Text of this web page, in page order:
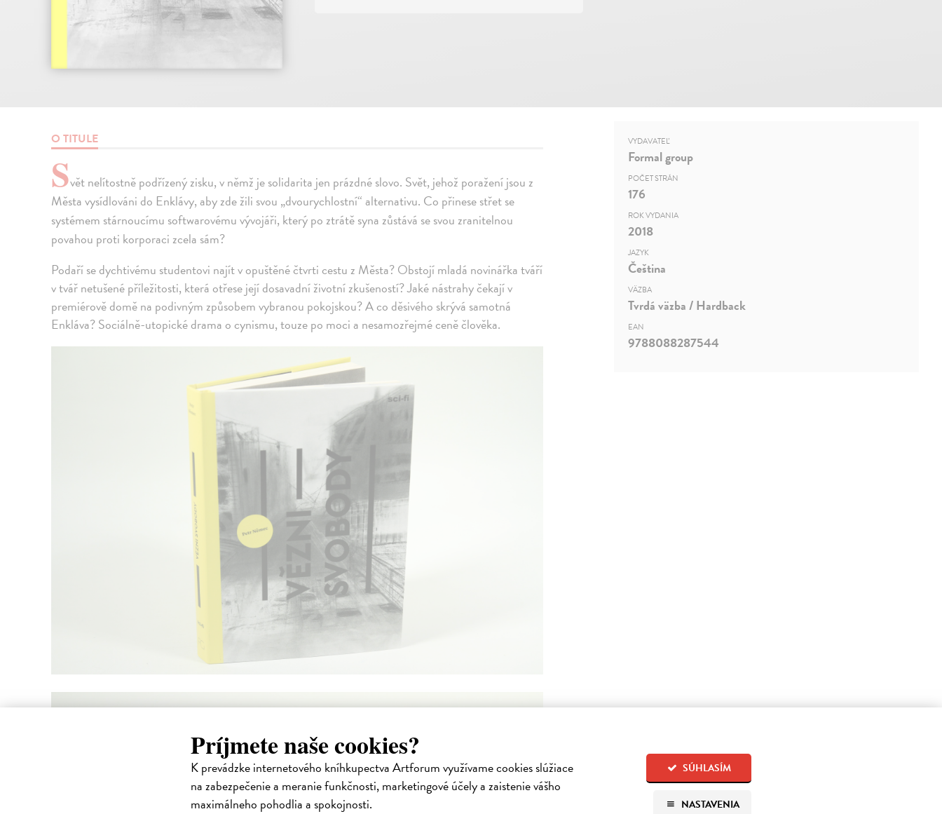
Príjmete naše cookies?
K prevádzke internetového kníhkupectva Artforum využívame cookies slúžiace
na zabezpečenie a meranie funkčnosti, marketingové účely a zaistenie vášho
maximálneho pohodlia a spokojnosti.
SÚHLASÍM
NASTAVENIA
O TITULE
Svět nelítostně podřízený zisku, v němž je solidarita jen prázdné slovo. Svět, jehož poražení jsou z
Města vysídlováni do Enklávy, aby zde žili svou „dvourychlostní“ alternativu. Co přinese střet se
systémem stárnoucímu softwarovému vývojáři, který po ztrátě syna zůstává se svou zranitelnou
povahou proti korporaci zcela sám?
Podaří se dychtivému studentovi najít v opuštěné čtvrti cestu z Města? Obstojí mladá novinářka tváří
v tvář netušené příležitosti, která otřese její dosavadní životní zkušeností? Jaké nástrahy čekají v
premiérově domě na podivným způsobem vybranou pokojskou? A co děsivého skrývá samotná
Enkláva? Sociálně-utopické drama o cynismu, touze po moci a nesamozřejmé ceně člověka.
VYDAVATEĽ
Formal group
POČET STRÁN
176
ROK VYDANIA
2018
JAZYK
Čeština
VÄZBA
Tvrdá väzba / Hardback
EAN
9788088287544